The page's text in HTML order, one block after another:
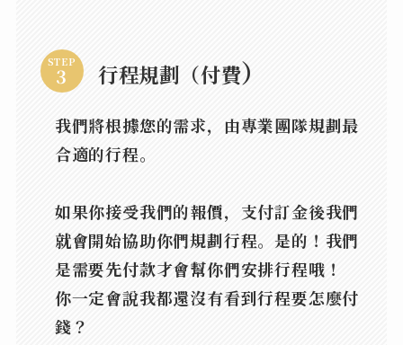
STEP 行程規劃（付費）
我們將根據您的需求，由專業團隊規劃最
合適的行程。
如果你接受我們的報價，支付訂金後我們
就會開始協助你們規劃行程。是的！我們
是需要先付款才會幫你們安排行程哦！
你一定會說我都還沒有看到行程要怎麼付
錢？